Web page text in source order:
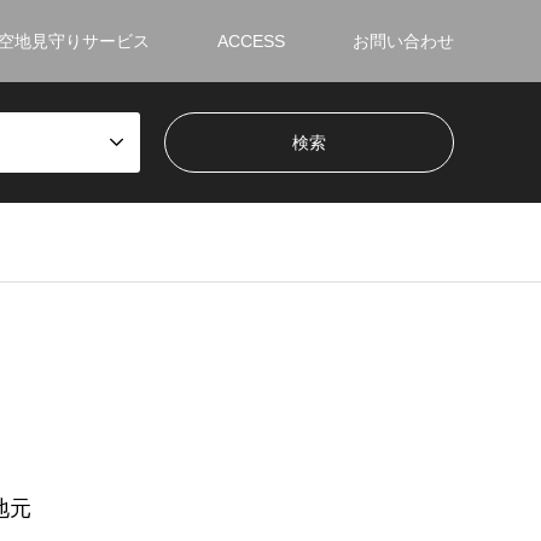
地見守りサービス ACCESS お問い合わせ
元